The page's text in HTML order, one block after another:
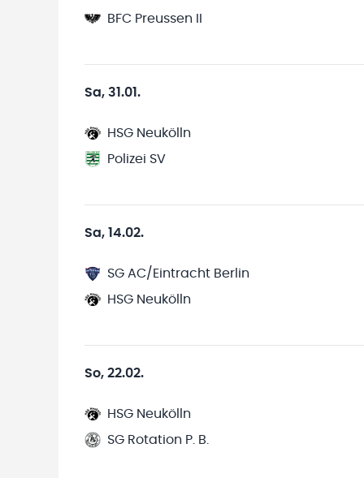
BFC Preussen II
Sa, 31.01.
HSG Neukölln
Polizei SV
Sa, 14.02.
SG AC/Eintracht Berlin
HSG Neukölln
So, 22.02.
HSG Neukölln
SG Rotation P. B.